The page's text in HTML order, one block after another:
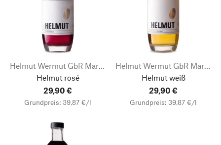
Helmut Wermut GbR Markus Weiß
Helmut rosé
29,90 €
Grundpreis: 39,87 €/l
Helmut Wermut GbR Markus Weiß
Helmut weiß
29,90 €
Grundpreis: 39,87 €/l